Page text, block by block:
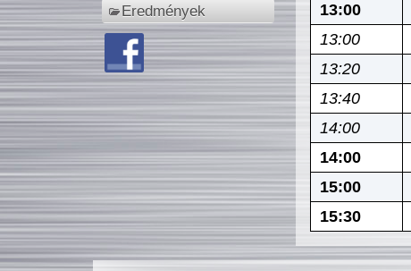
Eredmények
13:00
13:00
13:20
13:40
14:00
14:00
15:00
15:30